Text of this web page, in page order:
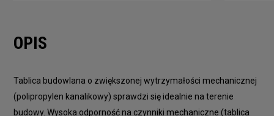
OPIS
Tablica budowlana o zwiększonej wytrzymałości mechanicznej
(polipropylen kanalikowy) sprawdzi się idealnie na terenie
budowy. Wysoka odporność na czynniki mechaniczne (tablica